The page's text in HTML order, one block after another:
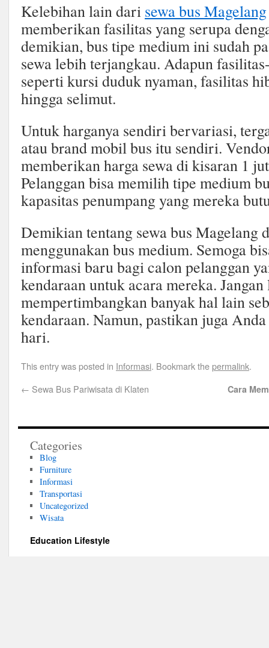
Kelebihan lain dari sewa bus Magelang
memberikan fasilitas yang serupa
demikian, bus tipe medium ini sudah
sewa lebih terjangkau. Adapun
seperti kursi duduk nyaman, fasilitas
hingga selimut.
Untuk harganya sendiri bervariasi,
atau brand mobil bus itu sendiri.
memberikan harga sewa di kisaran 1
Pelanggan bisa memilih tipe medium
kapasitas penumpang yang mereka
Demikian tentang sewa bus Magelang
menggunakan bus medium. Semoga
informasi baru bagi calon pelanggan
kendaraan untuk acara mereka.
mempertimbangkan banyak hal lain
kendaraan. Namun, pastikan juga
hari.
This entry was posted in Informasi. Bookmark thepermalink.
← Sewa Bus Pariwisata di Klaten Cara
Categories
Blog
Furniture
Informasi
Transportasi
Uncategorized
Wisata
Education Lifestyle